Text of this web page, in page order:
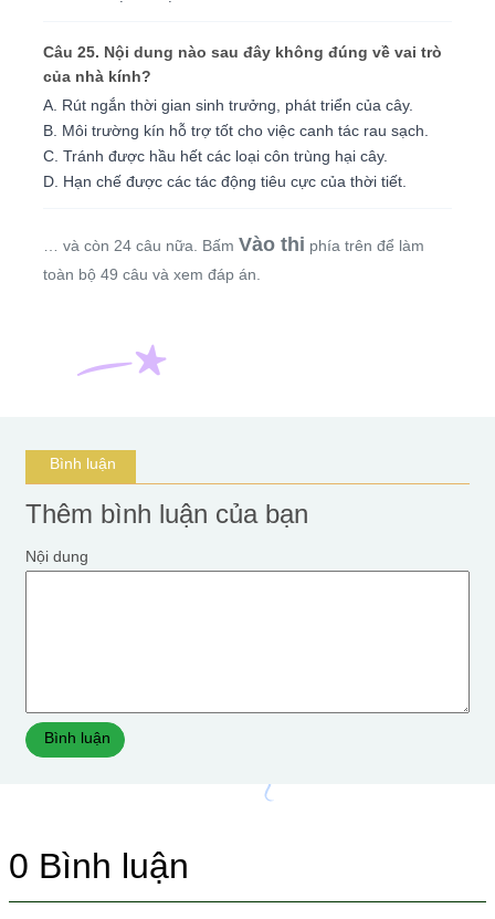
Câu 25. Nội dung nào sau đây không đúng về vai trò
của nhà kính?
A. Rút ngắn thời gian sinh trưởng, phát triển của cây.
B. Môi trường kín hỗ trợ tốt cho việc canh tác rau sạch.
C. Tránh được hầu hết các loại côn trùng hại cây.
D. Hạn chế được các tác động tiêu cực của thời tiết.
… và còn 24 câu nữa. Bấm Vào thi phía trên để làm
toàn bộ 49 câu và xem đáp án.
Bình luận
Thêm bình luận của bạn
Nội dung
Bình luận
0 Bình luận